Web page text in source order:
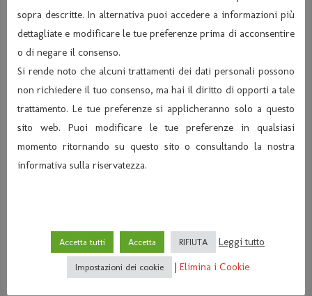
DOMENICA 17 NOVEMBRE 2024
IL TEATRO TOSCANO PRESENTA GEORGE AND
FRIENDS 2 SPETTACOLI: ORE 15.30 E 17.30 DURATA
sopra descritte. In alternativa puoi accedere a informazioni più
dettagliate e modificare le tue preferenze prima di acconsentire
o di negare il consenso.
Si rende noto che alcuni trattamenti dei dati personali possono
non richiedere il tuo consenso, ma hai il diritto di opporti a tale
trattamento. Le tue preferenze si applicheranno solo a questo
sito web. Puoi modificare le tue preferenze in qualsiasi
momento ritornando su questo sito o consultando la nostra
informativa sulla riservatezza.
Accetta tutti Accetta RIFIUTA Leggi tutto
Impostazioni dei cookie | Elimina i Cookie